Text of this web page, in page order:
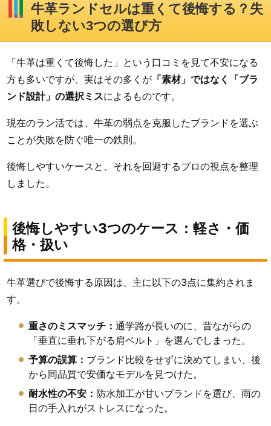
牛革ランドセルは重くて後悔する？失
敗しない3つの選び方
「牛革は重くて後悔した」という口コミを見て不安になる
方も多いですが、実はその多くが 「素材」ではなく「ブラ
ンド設計」の選択ミスによるものです。
現在のラン活では、牛革の弱点を克服したブランドを選ぶ
ことが失敗を防ぐ唯一の鉄則。
後悔しやすいケースと、それを回避するプロの視点を整理
しました。
後悔しやすい3つのケース：軽さ・価
格・扱い
牛革選びで後悔する原因は、主に以下の3点に集約されま
す。
重さのミスマッチ： 通学路が長いのに、昔ながらの
「垂直に垂れ下がる肩ベルト」を選んでしまった。
予算の誤算： ブランド比較をせずに決めてしまい、後
から同品質で安価なモデルを見つけた。
耐水性の不安： 防水加工が甘いブランドを選び、雨の
日の手入れがストレスになった。